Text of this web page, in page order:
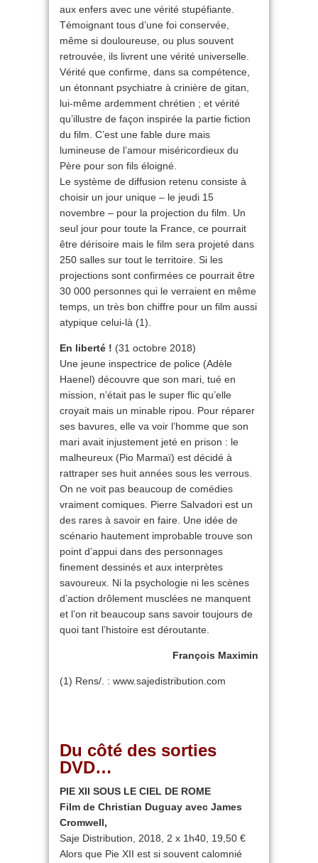
aux enfers avec une vérité stupéfiante.
Témoignant tous d’une foi conservée,
même si douloureuse, ou plus souvent
retrouvée, ils livrent une vérité universelle.
Vérité que confirme, dans sa compétence,
un étonnant psychiatre à crinière de gitan,
lui-même ardemment chrétien ; et vérité
qu’illustre de façon inspirée la partie fiction
du film. C’est une fable dure mais
lumineuse de l’amour miséricordieux du
Père pour son fils éloigné.
Le système de diffusion retenu consiste à
choisir un jour unique – le jeudi 15
novembre – pour la projection du film. Un
seul jour pour toute la France, ce pourrait
être dérisoire mais le film sera projeté dans
250 salles sur tout le territoire. Si les
projections sont confirmées ce pourrait être
30 000 personnes qui le verraient en même
temps, un très bon chiffre pour un film aussi
atypique celui-là (1).
En liberté ! (31 octobre 2018)
Une jeune inspectrice de police (Adèle
Haenel) découvre que son mari, tué en
mission, n’était pas le super flic qu’elle
croyait mais un minable ripou. Pour réparer
ses bavures, elle va voir l’homme que son
mari avait injustement jeté en prison : le
malheureux (Pio Marmaï) est décidé à
rattraper ses huit années sous les verrous.
On ne voit pas beaucoup de comédies
vraiment comiques. Pierre Salvadori est un
des rares à savoir en faire. Une idée de
scénario hautement improbable trouve son
point d’appui dans des personnages
finement dessinés et aux interprètes
savoureux. Ni la psychologie ni les scènes
d’action drôlement musclées ne manquent
et l’on rit beaucoup sans savoir toujours de
quoi tant l’histoire est déroutante.
François Maximin
(1) Rens/. : www.sajedistribution.com
Du côté des sorties
DVD…
PIE XII SOUS LE CIEL DE ROME
Film de Christian Duguay avec James
Cromwell,
Saje Distribution, 2018, 2 x 1h40, 19,50 €
Alors que Pie XII est si souvent calomnié